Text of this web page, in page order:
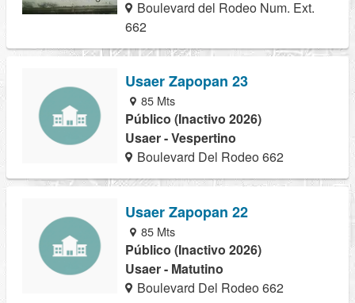
Boulevard del Rodeo Num. Ext.
662
Usaer Zapopan 23
85 Mts
Público (Inactivo 2026)
Usaer - Vespertino
Boulevard Del Rodeo 662
Usaer Zapopan 22
85 Mts
Público (Inactivo 2026)
Usaer - Matutino
Boulevard Del Rodeo 662